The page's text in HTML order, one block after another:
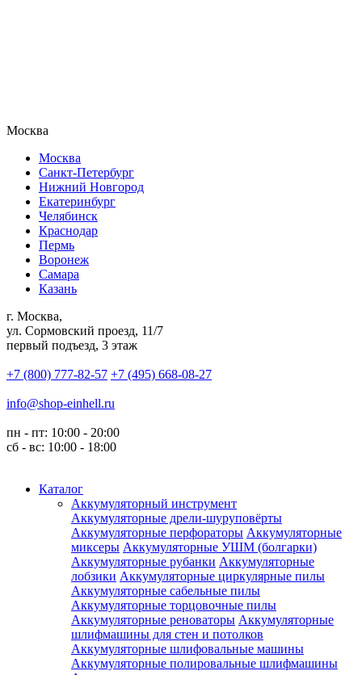
Москва
Москва
Санкт-Петербург
Нижний Новгород
Екатеринбург
Челябинск
Краснодар
Пермь
Воронеж
Самара
Казань
г. Москва,
ул. Сормовский проезд, 11/7
первый подъезд, 3 этаж
+7 (800) 777-82-57 +7 (495) 668-08-27
info@shop-einhell.ru
пн - пт: 10:00 - 20:00
сб - вс: 10:00 - 18:00
Каталог
Аккумуляторный инструмент
Аккумуляторные дрели-шуруповёрты
Аккумуляторные перфораторы Аккумуляторные
миксеры Аккумуляторные УШМ (болгарки)
Аккумуляторные рубанки Аккумуляторные
лобзики Аккумуляторные циркулярные пилы
Аккумуляторные сабельные пилы
Аккумуляторные торцовочные пилы
Аккумуляторные реноваторы Аккумуляторные
шлифмашины для стен и потолков
Аккумуляторные шлифовальные машины
Аккумуляторные полировальные шлифмашины